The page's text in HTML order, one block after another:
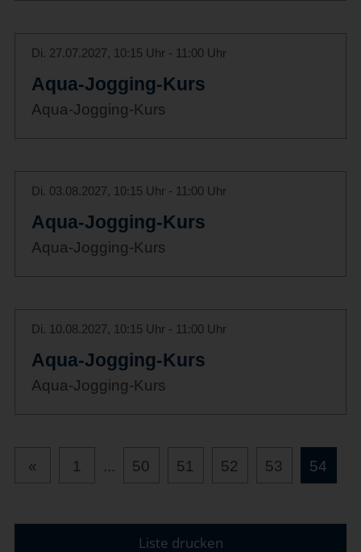
Di. 27.07.2027, 10:15 Uhr - 11:00 Uhr
Aqua-Jogging-Kurs
Aqua-Jogging-Kurs
Di. 03.08.2027, 10:15 Uhr - 11:00 Uhr
Aqua-Jogging-Kurs
Aqua-Jogging-Kurs
Di. 10.08.2027, 10:15 Uhr - 11:00 Uhr
Aqua-Jogging-Kurs
Aqua-Jogging-Kurs
« 1 ... 50 51 52 53 54
Liste drucken